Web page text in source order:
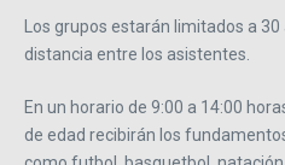
Los grupos estarán limitados a
distancia entre los asistentes.
En un horario de 9:00 a 14:00
de edad recibirán los